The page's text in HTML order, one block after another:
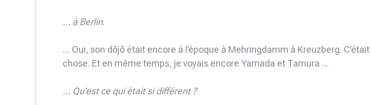
… à Berlin.
… Oui, son dōjō était encore à l’époque à Mehringdamm à Kreuzberg.
chose. Et en même temps, je voyais encore Yamada et Tamura …
… Qu’est ce qui était si différent ?